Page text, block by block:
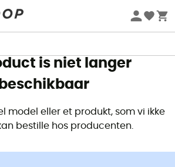
🔥 -5% EXTRA vanaf 2 producten* met
is niet langer
beschikbaar
model eller et produkt, som vi ikke
bestille hos producenten.